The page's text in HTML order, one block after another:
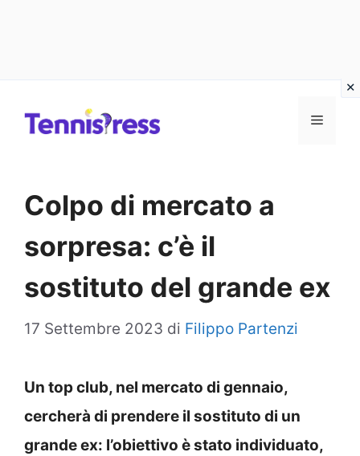
MENU
Colpo di mercato a
sorpresa: c’è il
sostituto del grande ex
17 Settembre 2023 di Filippo Partenzi
Un top club, nel mercato di gennaio,
cercherà di prendere il sostituto di un
grande ex: l’obiettivo è stato individuato,